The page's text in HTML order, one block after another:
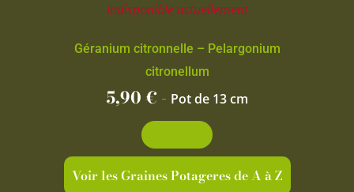
Indisponible actuellement
Géranium citronnelle – Pelargonium
citronellum
5,90€ - Pot de 13 cm
Voir les Graines Potageres de A à Z